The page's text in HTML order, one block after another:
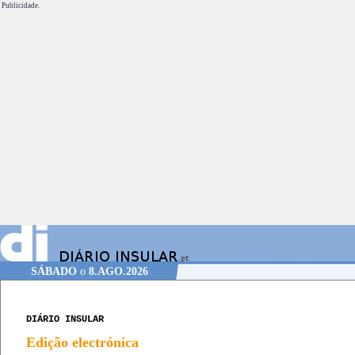
Publicidade.
SÁBADOo 8.AGO.2026
DIÁRIO INSULAR
Edição electrónica